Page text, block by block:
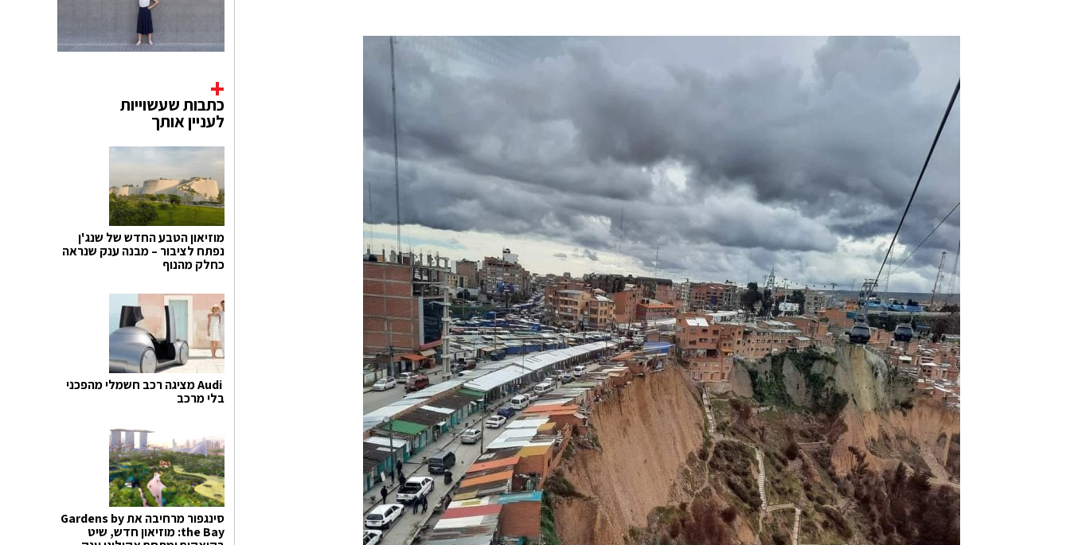
כתבות שעשוייות
לעניין אותך
מוזיאון הטבע החדש של שנג'ן
נפתח לציבור – מבנה ענק שנראה
כחלק מהנוף
Audi מציגה רכב חשמלי מהפכני
בלי מרכב
סינגפור מרחיבה את Gardens by
the Bay: מוזיאון חדש, שיט